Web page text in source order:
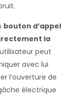
bouton d’appel
la
peut
avec lui
l’ouverture de
électrique